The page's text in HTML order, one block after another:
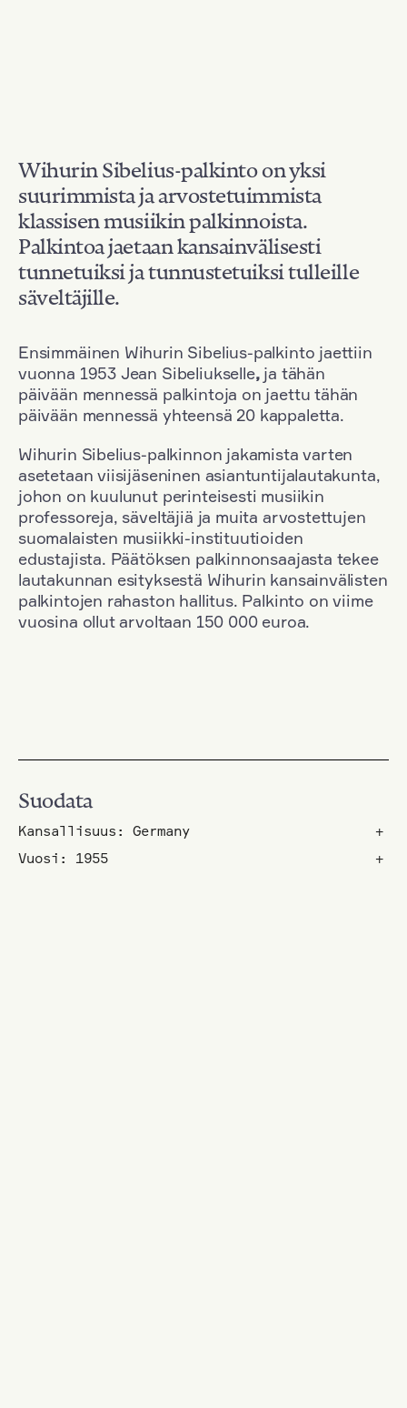
Wihurin Sibelius-palkinto on yksi
suurimmista ja arvostetuimmista
klassisen musiikin palkinnoista.
Palkintoa jaetaan kansainvälisesti
tunnetuiksi ja tunnustetuiksi tulleille
säveltäjille.
Ensimmäinen Wihurin Sibelius-palkinto jaettiin
vuonna 1953 Jean Sibeliukselle, ja tähän
päivään mennessä palkintoja on jaettu tähän
päivään mennessä yhteensä 20 kappaletta.
Wihurin Sibelius-palkinnon jakamista varten
asetetaan viisijäseninen asiantuntijalautakunta,
johon on kuulunut perinteisesti musiikin
professoreja, säveltäjiä ja muita arvostettujen
suomalaisten musiikki-instituutioiden
edustajista. Päätöksen palkinnonsaajasta tekee
lautakunnan esityksestä Wihurin kansainvälisten
palkintojen rahaston hallitus. Palkinto on viime
vuosina ollut arvoltaan 150 000 euroa.
Suodata
Kansallisuus: Germany
+
Vuosi: 1955
+